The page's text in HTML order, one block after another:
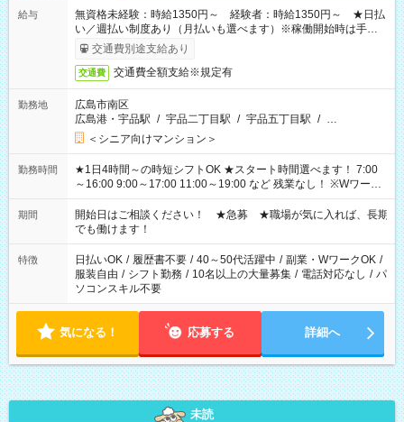
給与
無資格未経験：時給1350円～ 経験者：時給1350円～ ★日払
い／週払い制度あり（月払いも選べます）※稼働開始時は手続き
完了次第のお支払いとなります。
交通費別途支給あり
交通費 交通費全額支給※規定有
勤務地
広島市南区
広島港・宇品駅 / 宇品二丁目駅 / 宇品五丁目駅 / …
＜シニア向けマンション＞
勤務時間
★1日4時間～の時短シフトOK ★スタート時間選べます！ 7:00
～16:00 9:00～17:00 11:00～19:00 など 残業なし！ ※Wワーク
の場合、他のお仕事と合わせ週40時間超の就業はご案内できま
せん ※法令に基づき、週20時間以上勤務は社会保険への加入対
象となります ※労働者派遣法（日雇い派遣の原則禁止）によ
り、短時間・短期間の就業はご案内が難しい場合があります
期間
開始日はご相談ください！ ★急募 ★職場が気に入れば、長期
でも働けます！
特徴 日払いOK / 履歴書不要 / 40～50代活躍中 / 副業・WワークOK /
服装自由 / シフト勤務 / 10名以上の大量募集 / 電話対応なし / パ
ソコンスキル不要
気になる！ 応募する 詳細へ
未読